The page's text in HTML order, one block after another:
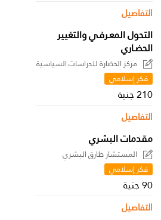
التفاصيل
التحول المعـرفـي والتغيير
الحضـاري
مركز الحضارة للدراسات السياسية
فكر إسلامي
210 جنية
التفاصيل
مقدمات البشري
المستشار طارق البشري
فكر إسلامي
90 جنية
التفاصيل